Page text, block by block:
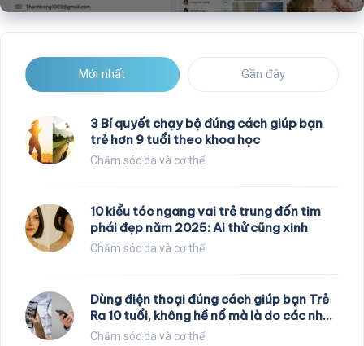
Mới nhất Gần đây
3 Bí quyết chạy bộ đúng cách giúp bạn
trẻ hơn 9 tuổi theo khoa học
Chăm sóc da và cơ thể
10 kiểu tóc ngang vai trẻ trung đốn tim
phái đẹp năm 2025: Ai thử cũng xinh
Chăm sóc da và cơ thể
Dùng điện thoại đúng cách giúp bạn Trẻ
Ra 10 tuổi, không hề nổ mà là do các nhà
khoa học nghiên cứu
Chăm sóc da và cơ thể